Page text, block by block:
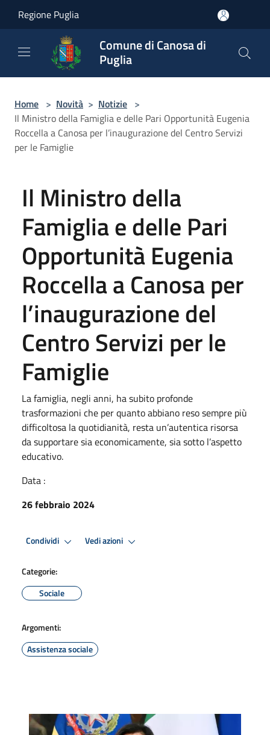
Regione Puglia
Comune di Canosa di
Puglia
Home > Novità > Notizie >
Il Ministro della Famiglia e delle Pari Opportunità Eugenia
Roccella a Canosa per l’inaugurazione del Centro Servizi
per le Famiglie
Il Ministro della
Famiglia e delle Pari
Opportunità Eugenia
Roccella a Canosa per
l’inaugurazione del
Centro Servizi per le
Famiglie
La famiglia, negli anni, ha subito profonde
trasformazioni che per quanto abbiano reso sempre più
difficoltosa la quotidianità, resta un’autentica risorsa
da supportare sia economicamente, sia sotto l’aspetto
educativo.
Data :
26 febbraio 2024
Condividi Vedi azioni
Categorie:
Sociale
Argomenti:
Assistenza sociale